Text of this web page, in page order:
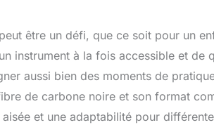
être un défi, que ce soit pour un
instrument à la fois accessible et
aussi bien des moments de
de carbone noire et son format
et une adaptabilité pour